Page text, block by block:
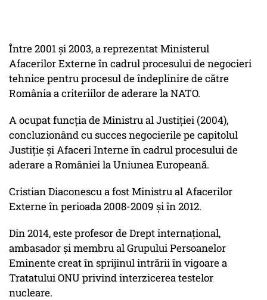
Între 2001 și 2003, a reprezentat Ministerul
Afacerilor Externe în cadrul procesului de negocieri
tehnice pentru procesul de îndeplinire de către
România a criteriilor de aderare la NATO.
A ocupat funcția de Ministru al Justiției (2004),
concluzionând cu succes negocierile pe capitolul
Justiție și Afaceri Interne în cadrul procesului de
aderare a României la Uniunea Europeană.
Cristian Diaconescu a fost Ministru al Afacerilor
Externe în perioada 2008-2009 și în 2012.
Din 2014, este profesor de Drept internațional,
ambasador și membru al Grupului Persoanelor
Eminente creat în sprijinul intrării în vigoare a
Tratatului ONU privind interzicerea testelor
nucleare.